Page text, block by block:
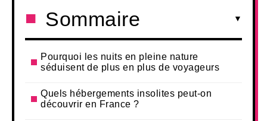
Sommaire
Pourquoi les nuits en pleine nature
séduisent de plus en plus de voyageurs
Quels hébergements insolites peut-on
découvrir en France ?